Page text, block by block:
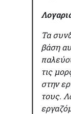
Τα
βάση
τις
στην
τους.